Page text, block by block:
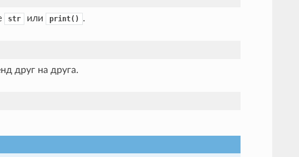
str или print() .
друг на друга.